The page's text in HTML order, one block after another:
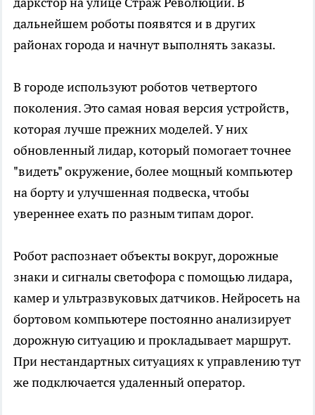
дальнейшем роботы появятся и в других
районах города и начнут выполнять заказы.
В городе используют роботов четвертого
поколения. Это самая новая версия устройств,
которая лучше прежних моделей. У них
обновленный лидар, который помогает точнее
"видеть" окружение, более мощный компьютер
на борту и улучшенная подвеска, чтобы
увереннее ехать по разным типам дорог.
Робот распознает объекты вокруг, дорожные
знаки и сигналы светофора с помощью лидара,
камер и ультразвуковых датчиков. Нейросеть на
бортовом компьютере постоянно анализирует
дорожную ситуацию и прокладывает маршрут.
При нестандартных ситуациях к управлению тут
же подключается удаленный оператор.